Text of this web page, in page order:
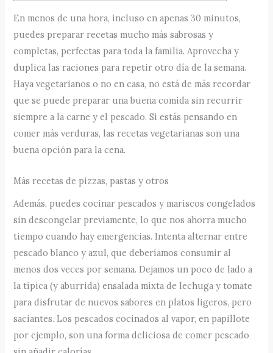
En menos de una hora, incluso en apenas 30 minutos,
puedes preparar recetas mucho más sabrosas y
completas, perfectas para toda la familia. Aprovecha y
duplica las raciones para repetir otro día de la semana.
Haya vegetarianos o no en casa, no está de más recordar
que se puede preparar una buena comida sin recurrir
siempre a la carne y el pescado. Si estás pensando en
comer más verduras, las recetas vegetarianas son una
buena opción para la cena.
Más recetas de pizzas, pastas y otros
Además, puedes cocinar pescados y mariscos congelados
sin descongelar previamente, lo que nos ahorra mucho
tiempo cuando hay emergencias. Intenta alternar entre
pescado blanco y azul, que deberíamos consumir al
menos dos veces por semana. Dejamos un poco de lado a
la típica (y aburrida) ensalada mixta de lechuga y tomate
para disfrutar de nuevos sabores en platos ligeros, pero
saciantes. Los pescados cocinados al vapor, en papillote
por ejemplo, son una forma deliciosa de comer pescado